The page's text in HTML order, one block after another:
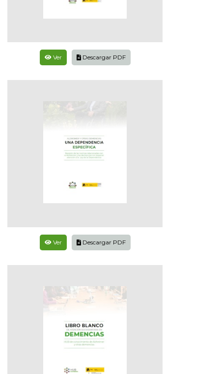
Ver Descargar PDF
Ver Descargar PDF